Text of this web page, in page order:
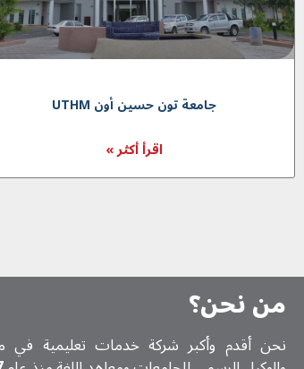
جامعة تون حسين أون UTHM
اقرأ أكثر »
من نحن؟
نحن أقدم وأكبر شركة خدمات تعلیمیة في